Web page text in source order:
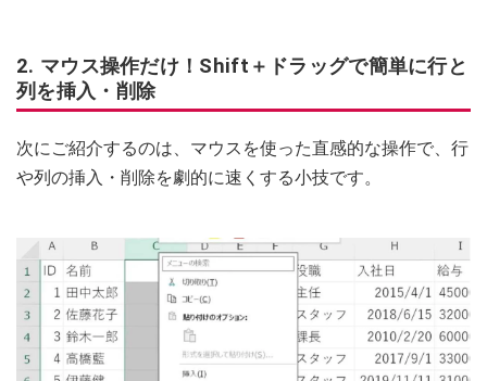
2. マウス操作だけ！Shift＋ドラッグで簡単に行と
列を挿入・削除
次にご紹介するのは、マウスを使った直感的な操作で、行
や列の挿入・削除を劇的に速くする小技です。